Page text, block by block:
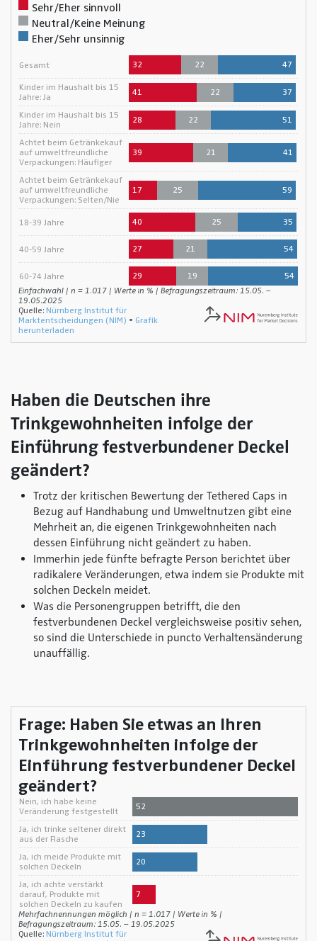
Haben die Deutschen ihre
Trinkgewohnheiten infolge der
Einführung festverbundener Deckel
geändert?
Trotz der kritischen Bewertung der Tethered Caps in
Bezug auf Handhabung und Umweltnutzen gibt eine
Mehrheit an, die eigenen Trinkgewohnheiten nach
dessen Einführung nicht geändert zu haben.
Immerhin jede fünfte befragte Person berichtet über
radikalere Veränderungen, etwa indem sie Produkte mit
solchen Deckeln meidet.
Was die Personengruppen betrifft, die den
festverbundenen Deckel vergleichsweise positiv sehen,
so sind die Unterschiede in puncto Verhaltensänderung
unauffällig.